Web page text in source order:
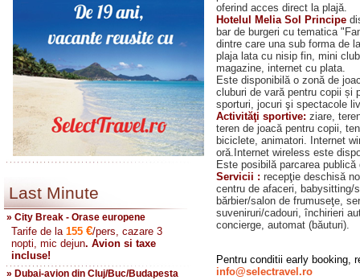
Last Minute
» City Break - Orase europene
Tarife de la 155 €/pers, cazare 3
nopti, mic dejun. Avion si taxe
incluse!
» Dubai-avion din Cluj/Buc/Budapesta
oferind acces direct la plajă.
Hotelul Melia Sol Principe
bar de burgeri cu tematica
dintre care una sub forma de
plaja lata cu nisip fin, mini
magazine, internet cu plata.
Este disponibilă o zonă de
cluburi de vară pentru copii și
sporturi, jocuri şi spectacole
Activităţi sportive: ziare,
teren de joacă pentru copii,
biciclete, animatori. Internet
oră.Internet wireless este
Este posibilă parcarea
Servicii : recepţie deschisă
centru de afaceri, babysitting/
bărbier/salon de frumuseţe,
suveniruri/cadouri, închirieri
concierge, automat (băuturi).
Pentru conditii early booking,
info@selectravel.ro